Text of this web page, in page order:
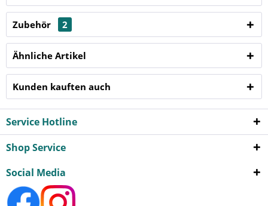
Zubehör 2
Ähnliche Artikel
Kunden kauften auch
Service Hotline
Shop Service
Social Media